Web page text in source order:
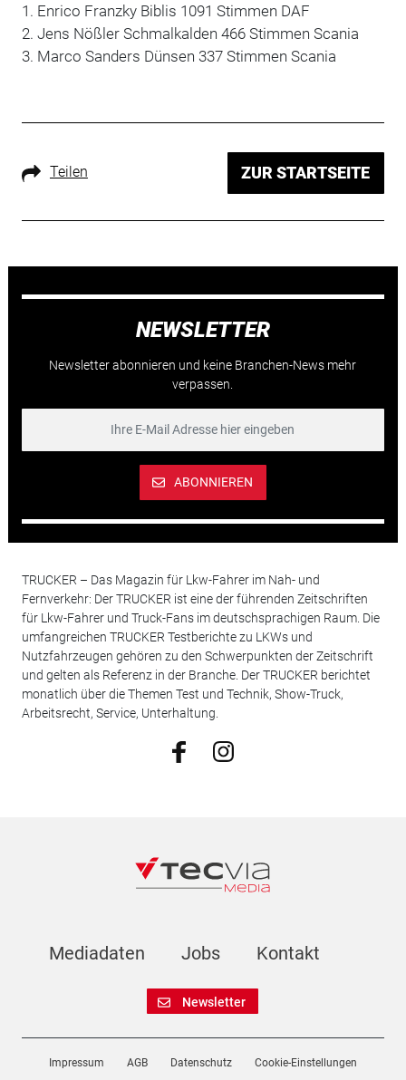
1. Enrico Franzky Biblis 1091 Stimmen DAF
2. Jens Nößler Schmalkalden 466 Stimmen Scania
3. Marco Sanders Dünsen 337 Stimmen Scania
Teilen ZUR STARTSEITE
NEWSLETTER
Newsletter abonnieren und keine Branchen-News mehr
verpassen.
ABONNIEREN
TRUCKER – Das Magazin für Lkw-Fahrer im Nah- und
Fernverkehr: Der TRUCKER ist eine der führenden Zeitschriften
für Lkw-Fahrer und Truck-Fans im deutschsprachigen Raum. Die
umfangreichen TRUCKER Testberichte zu LKWs und
Nutzfahrzeugen gehören zu den Schwerpunkten der Zeitschrift
und gelten als Referenz in der Branche. Der TRUCKER berichtet
monatlich über die Themen Test und Technik, Show-Truck,
Arbeitsrecht, Service, Unterhaltung.
Mediadaten Jobs Kontakt
Newsletter
Impressum AGB Datenschutz Cookie-Einstellungen